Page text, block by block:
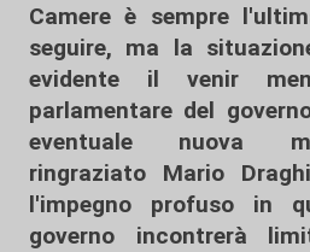
Camere è sempre
seguire, ma la
evidente il venir
parlamentare del
eventuale nuova
ringraziato Mario
l'impegno profuso in
governo incontrerà